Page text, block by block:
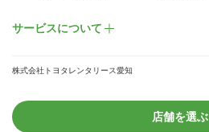
サービスについて
株式会社トヨタレンタリース愛知
店舗を選ぶ